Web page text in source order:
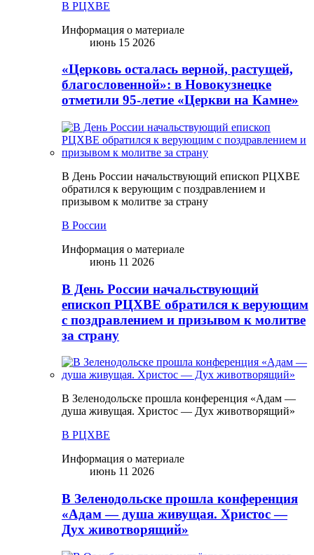
В РЦХВЕ
Информация о материале
июнь 15 2026
«Церковь осталась верной, растущей,
благословенной»: в Новокузнецке
отметили 95-летие «Церкви на Камне»
В День России начальствующий епископ РЦХВЕ
обратился к верующим с поздравлением и
призывом к молитве за страну
В России
Информация о материале
июнь 11 2026
В День России начальствующий
епископ РЦХВЕ обратился к верующим
с поздравлением и призывом к молитве
за страну
В Зеленодольске прошла конференция «Адам —
душа живущая. Христос — Дух животворящий»
В РЦХВЕ
Информация о материале
июнь 11 2026
В Зеленодольске прошла конференция
«Адам — душа живущая. Христос —
Дух животворящий»